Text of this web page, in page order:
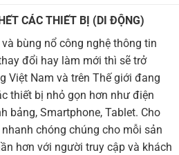
CÁC THIẾT BỊ (DI ĐỘNG)
bùng nổ công nghệ thông tin
đổi hay làm mới thì sẽ trở
Việt Nam và trên Thế giới đang
thiết bị nhỏ gọn hơn như điện
bảng, Smartphone, Tablet. Cho
chóng chúng cho mỗi sản
hơn với người truy cập và khách